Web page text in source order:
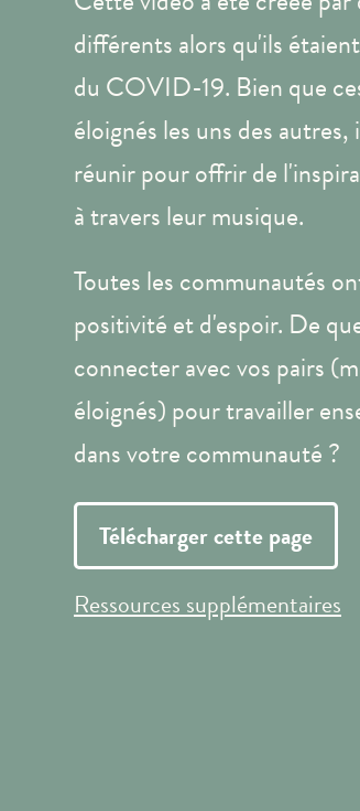
différents alors qu'ils
du COVID-19. Bien que
éloignés les uns des
réunir pour offrir de
à travers leur musique.
Toutes les communautés
positivité et d'espoir. De
connecter avec vos pairs
éloignés) pour travailler
dans votre communauté ?
Télécharger cette page
Ressources supplémentaires